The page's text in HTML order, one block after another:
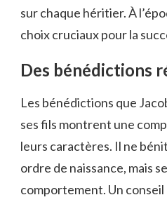
sur chaque héritier. À
choix cruciaux pour la
Des bénédictions
Les bénédictions que
ses fils montrent une
leurs caractères. Il ne
ordre de naissance, mais
comportement. Un conseil